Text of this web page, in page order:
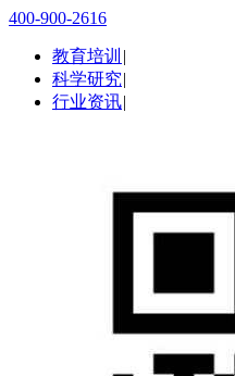
400-900-2616
教育培训 |
科学研究|
行业资讯|